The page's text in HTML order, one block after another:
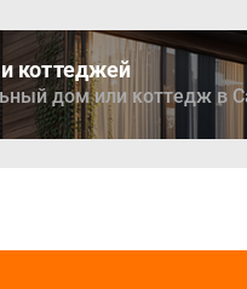
коттеджей
дом или коттедж в